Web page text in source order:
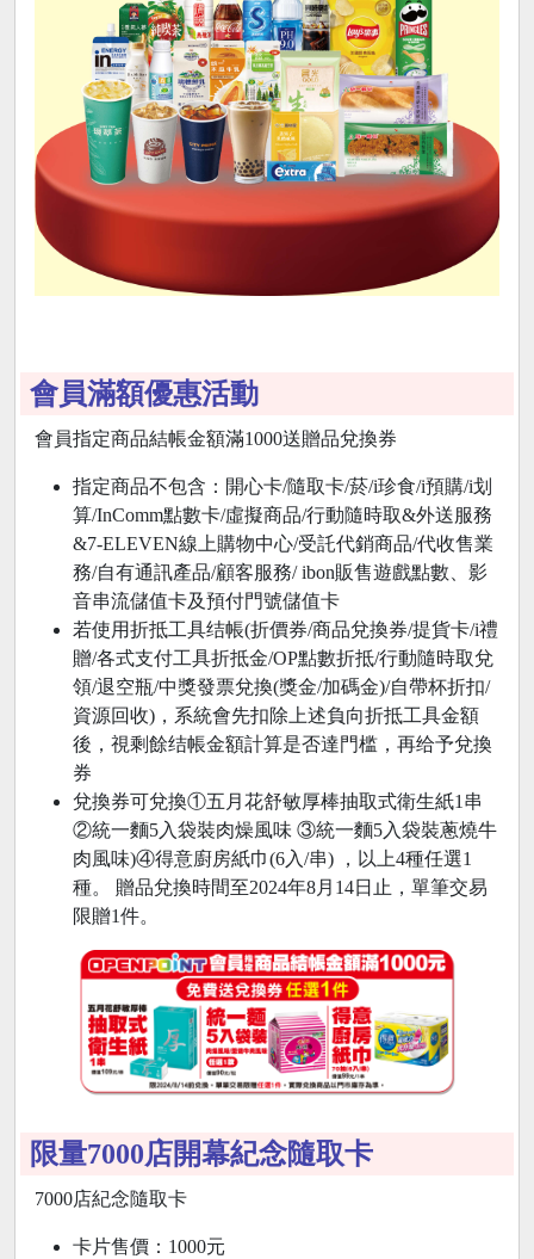
會員滿額優惠活動
會員指定商品結帳金額滿1000送贈品兌換券
指定商品不包含：開心卡/隨取卡/菸/i珍食/i預購/i划
算/InComm點數卡/虛擬商品/行動隨時取&外送服務
&7-ELEVEN線上購物中心/受託代銷商品/代收售業
務/自有通訊產品/顧客服務/ ibon販售遊戲點數、影
音串流儲值卡及預付門號儲值卡
若使用折抵工具结帳(折價券/商品兌換券/提貨卡/i禮
贈/各式支付工具折抵金/OP點數折抵/行動隨時取兌
領/退空瓶/中獎發票兌換(獎金/加碼金)/自帶杯折扣/
資源回收)，系統會先扣除上述負向折抵工具金額
後，視剩餘结帳金額計算是否達門槛，再给予兌換
券
兌換券可兌換①五月花舒敏厚棒抽取式衛生紙1串
②統一麵5入袋裝肉燥風味 ③統一麵5入袋裝蔥燒牛
肉風味)④得意廚房紙巾(6入/串) ，以上4種任選1
種。 贈品兌換時間至2024年8月14日止，單筆交易
限贈1件。
限量7000店開幕紀念隨取卡
7000店紀念隨取卡
卡片售價：1000元